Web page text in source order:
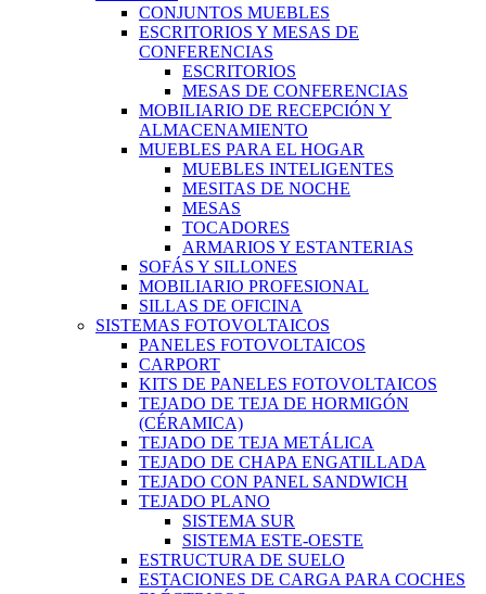
CONJUNTOS MUEBLES
ESCRITORIOS Y MESAS DE
CONFERENCIAS
ESCRITORIOS
MESAS DE CONFERENCIAS
MOBILIARIO DE RECEPCIÓN Y
ALMACENAMIENTO
MUEBLES PARA EL HOGAR
MUEBLES INTELIGENTES
MESITAS DE NOCHE
MESAS
TOCADORES
ARMARIOS Y ESTANTERIAS
SOFÁS Y SILLONES
MOBILIARIO PROFESIONAL
SILLAS DE OFICINA
SISTEMAS FOTOVOLTAICOS
PANELES FOTOVOLTAICOS
CARPORT
KITS DE PANELES FOTOVOLTAICOS
TEJADO DE TEJA DE HORMIGÓN
(CÉRAMICA)
TEJADO DE TEJA METÁLICA
TEJADO DE CHAPA ENGATILLADA
TEJADO CON PANEL SANDWICH
TEJADO PLANO
SISTEMA SUR
SISTEMA ESTE-OESTE
ESTRUCTURA DE SUELO
ESTACIONES DE CARGA PARA COCHES